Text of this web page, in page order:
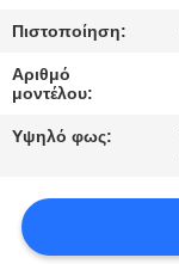
SITEMAP
POLICY
Πιστοποίηση:
Αριθμό
μοντέλου:
Υψηλό φως: